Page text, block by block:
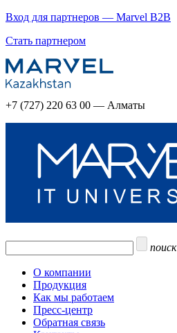
Вход для партнеров — Marvel B2B
Стать партнером
+7 (727) 220 63 00 — Алматы
поиск
О компании
Продукция
Как мы работаем
Пресс-центр
Обратная связь